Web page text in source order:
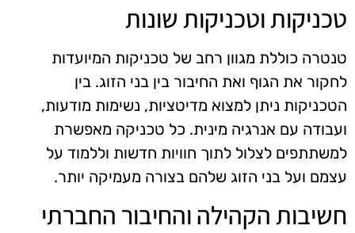
טכניקות וטכניקות שונות
טנטרה כוללת מגוון רחב של טכניקות המיועדות
לחקור את הגוף ואת החיבור בין בני הזוג. בין
הטכניקות ניתן למצוא מדיטציות, נשימות מודעות,
ועבודה עם אנרגיה מינית. כל טכניקה מאפשרת
למשתתפים לצלול לתוך חוויות חדשות וללמוד על
עצמם ועל בני הזוג שלהם בצורה מעמיקה יותר.
חשיבות הקהילה והחיבור החברתי